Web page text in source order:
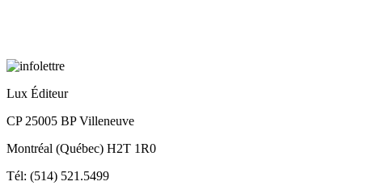
Lux Éditeur
CP 25005 BP Villeneuve
Montréal (Québec) H2T 1R0
Tél: (514) 521.5499